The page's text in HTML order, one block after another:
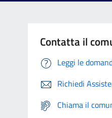
Contatta il
Leggi le
Richiedi
Chiama il